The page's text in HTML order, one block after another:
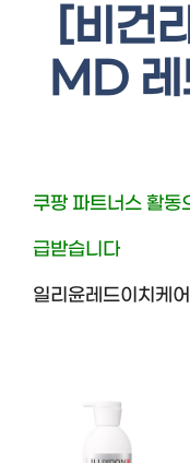
[비건
MD 레
쿠팡 파트너스 활동
급받습니다
일리윤레드이치케